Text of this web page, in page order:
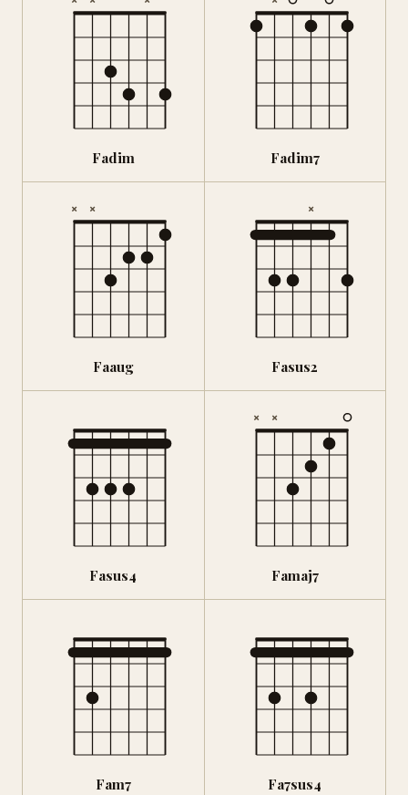
Fadim Fadim7
× ×
Faaug
×
Fasus2
Fasus4
× ×
Famaj7
Fam7 Fa7sus4